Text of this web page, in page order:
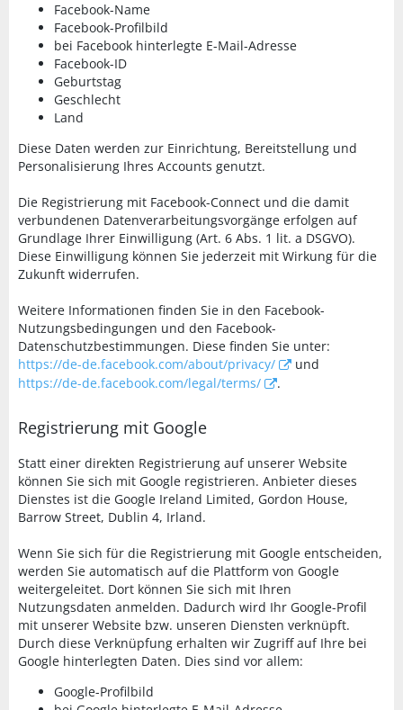
Facebook-Name
Facebook-Profilbild
bei Facebook hinterlegte E-Mail-Adresse
Facebook-ID
Geburtstag
Geschlecht
Land
Diese Daten werden zur Einrichtung, Bereitstellung und
Personalisierung Ihres Accounts genutzt.
Die Registrierung mit Facebook-Connect und die damit
verbundenen Datenverarbeitungsvorgänge erfolgen auf
Grundlage Ihrer Einwilligung (Art. 6 Abs. 1 lit. a DSGVO).
Diese Einwilligung können Sie jederzeit mit Wirkung für die
Zukunft widerrufen.
Weitere Informationen finden Sie in den Facebook-
Nutzungsbedingungen und den Facebook-
Datenschutzbestimmungen. Diese finden Sie unter:
https://de-de.facebook.com/about/privacy/
und
https://de-de.facebook.com/legal/terms/
.
Registrierung mit Google
Statt einer direkten Registrierung auf unserer Website
können Sie sich mit Google registrieren. Anbieter dieses
Dienstes ist die Google Ireland Limited, Gordon House,
Barrow Street, Dublin 4, Irland.
Wenn Sie sich für die Registrierung mit Google entscheiden,
werden Sie automatisch auf die Plattform von Google
weitergeleitet. Dort können Sie sich mit Ihren
Nutzungsdaten anmelden. Dadurch wird Ihr Google-Profil
mit unserer Website bzw. unseren Diensten verknüpft.
Durch diese Verknüpfung erhalten wir Zugriff auf Ihre bei
Google hinterlegten Daten. Dies sind vor allem:
Google-Profilbild